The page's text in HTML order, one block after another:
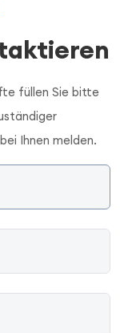
füllen Sie bitte
Ihnen melden.